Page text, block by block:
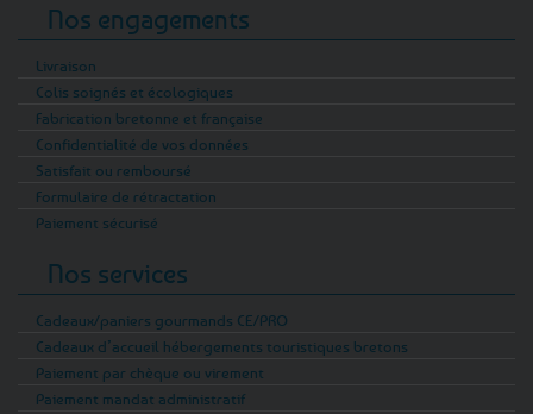
Nos engagements
Livraison
Colis soignés et écologiques
Fabrication bretonne et française
Confidentialité de vos données
Satisfait ou remboursé
Formulaire de rétractation
Paiement sécurisé
Nos services
Cadeaux/paniers gourmands CE/PRO
Cadeaux d’accueil hébergements touristiques bretons
Paiement par chèque ou virement
Paiement mandat administratif